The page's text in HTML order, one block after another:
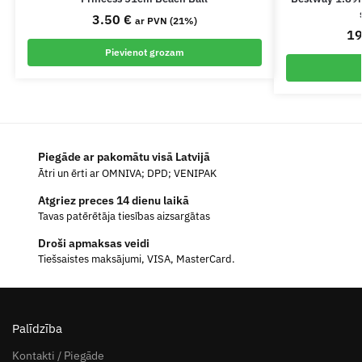
3.50 € ar PVN (21%)
Pievienot grozam
Piegāde ar pakomātu visā Latvijā
Ātri un ērti ar OMNIVA; DPD; VENIPAK
Atgriez preces 14 dienu laikā
Tavas patērētāja tiesības aizsargātas
Droši apmaksas veidi
Tiešsaistes maksājumi, VISA, MasterCard.
Palīdzība
Kontakti / Piegāde